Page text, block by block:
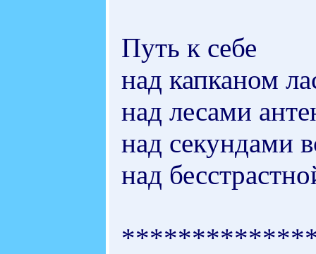
Путь к себе
над капканом
над лесами
над секундами
над